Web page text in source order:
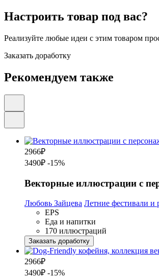
Настроить товар под вас?
Реализуйте любые идеи с этим товаром
Заказать доработку
Рекомендуем также
2966₽
3490₽ -15%
Векторные иллюстрации с
Любовь Зайцева Летние фестивали и
EPS
Еда и напитки
170 иллюстраций
Заказать доработку
2966₽
3490₽ -15%